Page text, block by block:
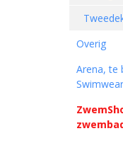
Overig
Arena, te
Swimwear